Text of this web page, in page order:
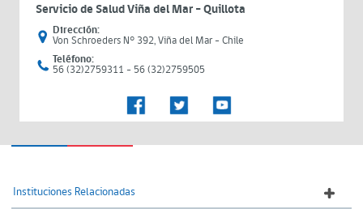
Servicio de Salud Viña del Mar – Quillota
Dirección:
Von Schroeders N° 392, Viña del Mar - Chile
Teléfono:
56 (32)2759311 - 56 (32)2759505
Instituciones Relacionadas